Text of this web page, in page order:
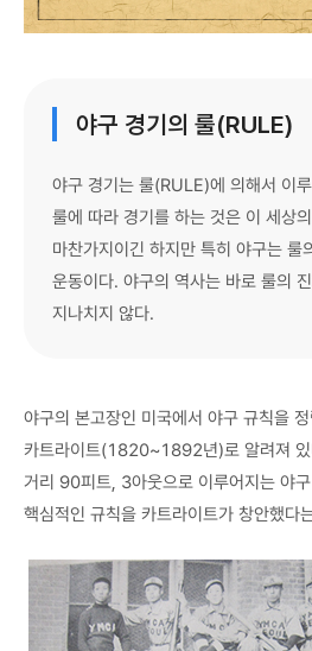
야구 경기의 룰(RULE)
야구 경기는 룰(RULE)에 의해서 이
룰에 따라 경기를 하는 것은 이 세상
마찬가지이긴 하지만 특히 야구는 룰
운동이다. 야구의 역사는 바로 룰의
지나치지 않다.
야구의 본고장인 미국에서 야구 규칙을
카트라이트(1820~1892년)로 알려져 있
거리 90피트, 3아웃으로 이루어지는 야
핵심적인 규칙을 카트라이트가 창안했다